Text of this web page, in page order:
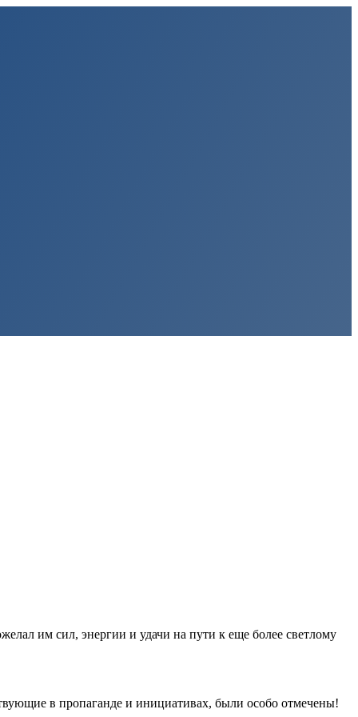
им сил, энергии и удачи на пути к еще более светлому
в пропаганде и инициативах, были особо отмечены!